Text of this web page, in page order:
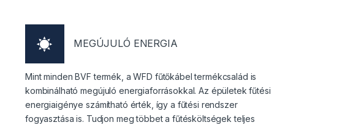
MEGÚJULÓ ENERGIA
Mint minden BVF termék, a WFD fűtőkábel termékcsalád is
kombinálható megújuló energiaforrásokkal. Az épületek fűtési
energiaigénye számítható érték, így a fűtési rendszer
fogyasztása is. Tudjon meg többet a fűtésköltségek teljes